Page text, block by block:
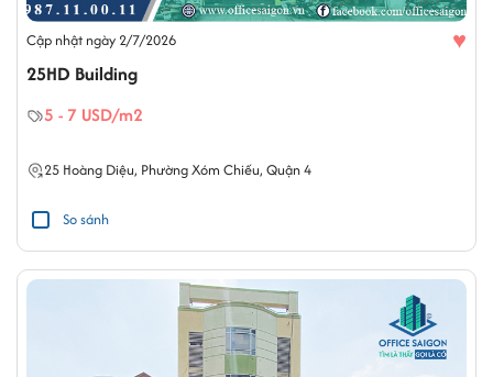
Cập nhật ngày 2/7/2026 ♥
25HD Building
5 - 7 USD/m2
25 Hoàng Diệu, Phường Xóm Chiếu, Quận 4
So sánh